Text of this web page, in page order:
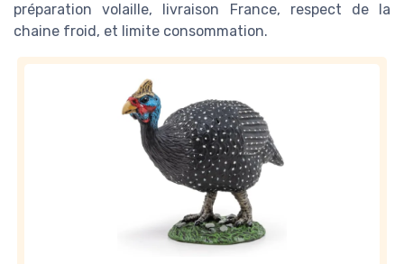
préparation volaille, livraison France, respect de la
chaine froid, et limite consommation.